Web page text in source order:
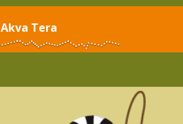
Akva Tera